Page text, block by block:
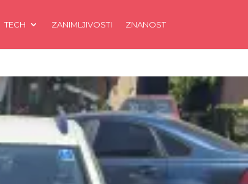
TECH ZANIMLJIVOSTI ZNANOST